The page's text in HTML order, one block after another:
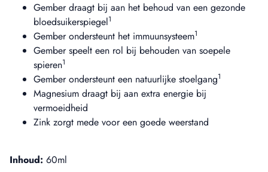
Gember draagt bij aan het behoud van een gezonde
bloedsuikerspiegel1
Gember ondersteunt het immuunsysteem1
Gember speelt een rol bij behouden van soepele
spieren1
Gember ondersteunt een natuurlijke stoelgang1
Magnesium draagt bij aan extra energie bij
vermoeidheid
Zink zorgt mede voor een goede weerstand
Inhoud: 60ml